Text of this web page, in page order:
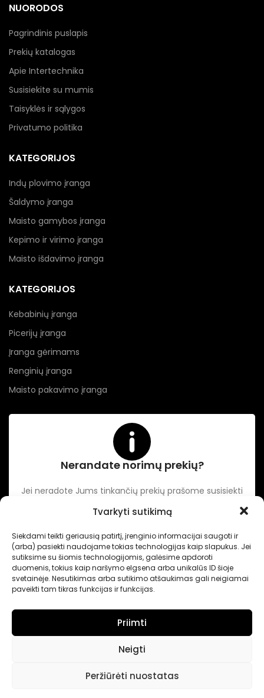
Tvarkyti sutikimą
Siekdami teikti geriausią patirtį, įrenginio informacijai saugoti ir
(arba) pasiekti naudojame tokias technologijas kaip slapukus. Jei
sutiksime su šiomis technologijomis, galėsime apdoroti
duomenis, tokius kaip naršymo elgsena arba unikalūs ID šioje
svetainėje. Nesutikimas arba sutikimo atšaukimas gali neigiamai
paveikti tam tikras funkcijas ir funkcijas.
Priimti
Neigti
Peržiūrėti nuostatas
NUORODOS
Pagrindinis puslapis
Prekių katalogas
Apie Intertechnika
Susisiekite su mumis
Taisyklės ir sąlygos
Privatumo politika
KATEGORIJOS
Indų plovimo įranga
Šaldymo įranga
Maisto gamybos įranga
Kepimo ir virimo įranga
Maisto išdavimo įranga
KATEGORIJOS
Kebabinių įranga
Picerijų įranga
Įranga gėrimams
Renginių įranga
Maisto pakavimo įranga
Nerandate norimų prekių?
Jei neradote Jums tinkančių prekių prašome susisiekti
Intertechnika Sukurta pagal užsakymą - Dominykas Vitkauskas
Internetinių svetainių sprendimai